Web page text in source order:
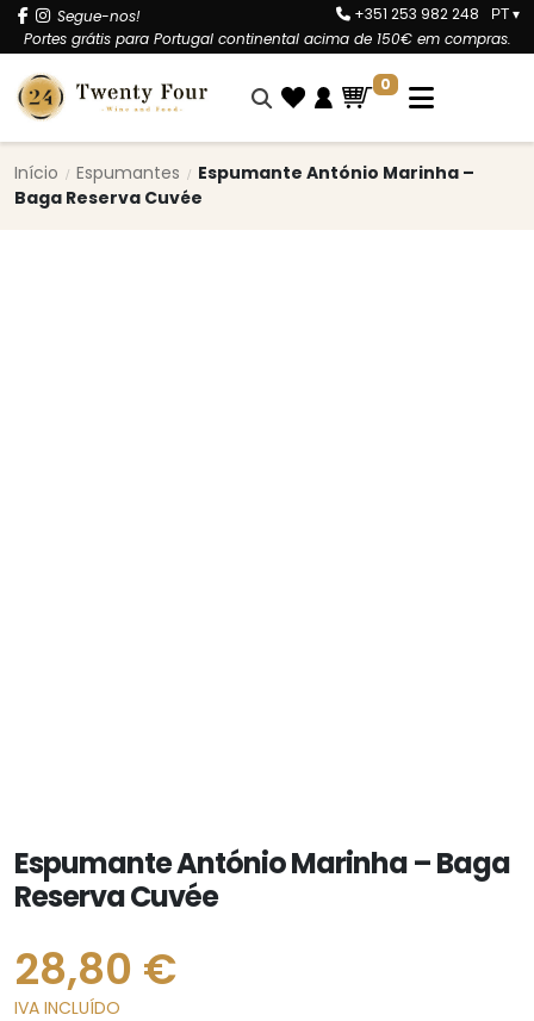
Segue-nos!
Portes grátis para Portugal continental acima de 150€ em compras.
+351 253 982 248 PT ▾
0
Início Espumantes
Espumante António Marinha –
Baga Reserva Cuvée
Espumante António Marinha – Baga
Reserva Cuvée
28,80 €
IVA INCLUÍDO